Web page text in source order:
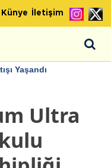
Künye İletişim
Yaşandı
Ultra